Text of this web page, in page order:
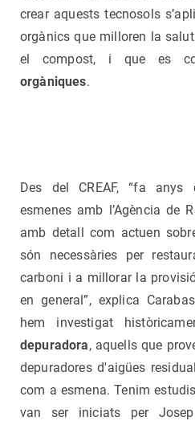
crear aquests tecnosols
orgànics que milloren la
el compost, i que es
orgàniques.
Des del CREAF, “fa anys
esmenes amb l’Agència de
amb detall com actuen
són necessàries per
carboni i a millorar la
en general”, explica
hem investigat
depuradora, aquells que
depuradores d'aigües
com a esmena. Tenim
van ser iniciats per